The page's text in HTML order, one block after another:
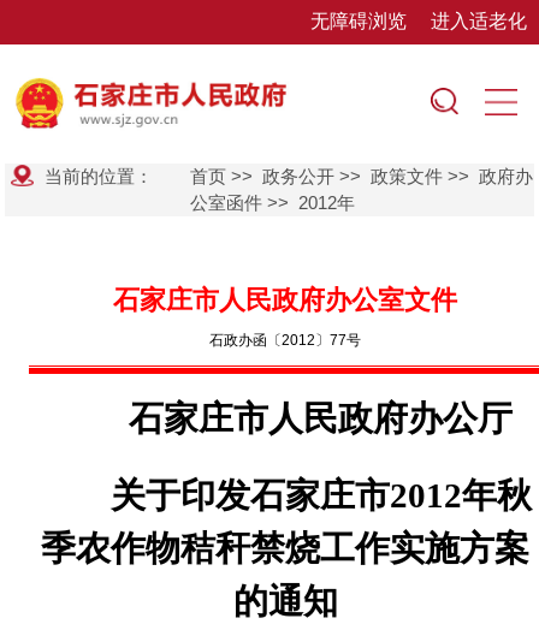
无障碍浏览 进入适老化
当前的位置： 首页 >>政务公开 >>政策文件 >>政府办
公室函件 >> 2012年
石家庄市人民政府办公室文件
石政办函〔2012〕77号
石家庄市人民政府办公厅
关于印发石家庄市2012年秋
季农作物秸秆禁烧工作实施方案
的通知